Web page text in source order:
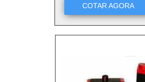
COTAR AGORA